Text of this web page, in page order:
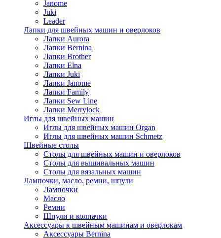
Janome
Juki
Leader
Лапки для швейных машин и оверлоков
Лапки Aurora
Лапки Bernina
Лапки Brother
Лапки Elna
Лапки Juki
Лапки Janome
Лапки Family
Лапки Sew Line
Лапки Merrylock
Иглы для швейных машин
Иглы для швейных машин Organ
Иглы для швейных машин Schmetz
Швейные столы
Столы для швейных машин и оверлоков
Столы для вышивальных машин
Столы для вязальных машин
Лампочки, масло, ремни, шпули
Лампочки
Масло
Ремни
Шпули и колпачки
Аксессуары к швейным машинам и оверлокам
Аксессуары Bernina